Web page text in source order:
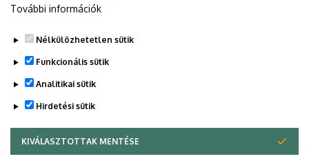
További információk
Nélkülözhetetlen sütik
Funkcionális sütik
Analitikai sütik
Hirdetési sütik
KIVÁLASZTOTTAK MENTÉSE
WITHDRAW CONSENT